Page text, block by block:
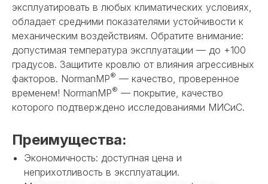
эксплуатировать в любых климатических условиях,
обладает средними показателями устойчивости к
механическим воздействиям. Обратите внимание:
допустимая температура эксплуатации — до +100
градусов. Защитите кровлю от влияния агрессивных
факторов. NormanMP® — качество, проверенное
временем! NormanMP® — покрытие, качество
которого подтверждено исследованиями МИСиС.
Преимущества:
Экономичность: доступная цена и
неприхотливость в эксплуатации.